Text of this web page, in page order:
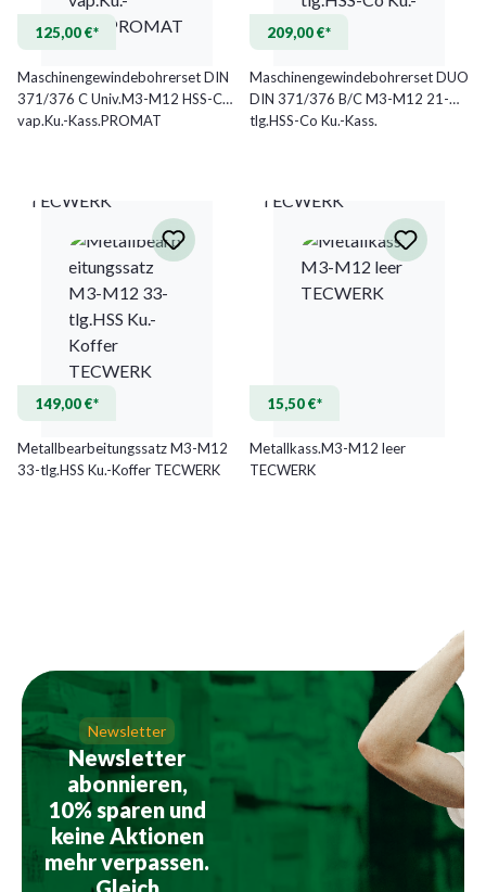
125,00 €*
Maschinengewindebohrerset DIN
371/376 C Univ.M3-M12 HSS-Co
vap.Ku.-Kass.PROMAT
209,00 €*
Maschinengewindebohrerset DUO
DIN 371/376 B/C M3-M12 21-
tlg.HSS-Co Ku.-Kass.
TECWERK
149,00 €*
Metallbearbeitungssatz M3-M12
33-tlg.HSS Ku.-Koffer TECWERK
TECWERK
15,50 €*
Metallkass.M3-M12 leer
TECWERK
Newsletter
Newsletter
abonnieren,
10% sparen und
keine Aktionen
mehr verpassen.